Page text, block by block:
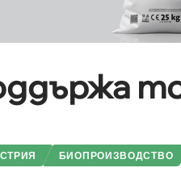
БИОПРОИЗВОДСТВО